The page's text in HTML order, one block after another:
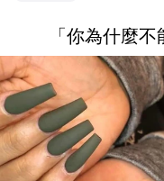
「你為什麼